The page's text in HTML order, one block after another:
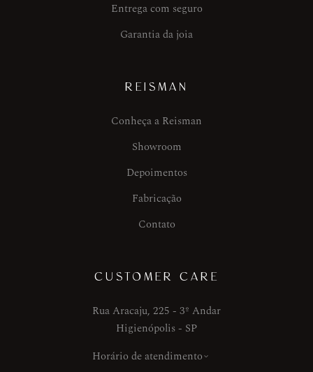
Entrega com seguro
Garantia da joia
REISMAN
Conheça a Reisman
Showroom
Depoimentos
Fabricação
Contato
CUSTOMER CARE
Rua Aracaju, 225 - 3º Andar
Higienópolis - SP
Horário de atendimento